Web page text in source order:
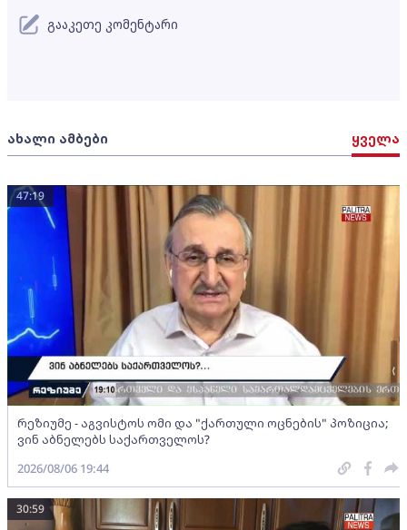
ახალი ამბები ყველა
რეზიუმე - აგვისტოს ომი და "ქართული ოცნების" პოზიცია;
ვინ აბნელებს საქართველოს?
47:19
2026/08/06 19:44
30:59
გააკეთე კომენტარი